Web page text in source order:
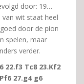
door: 19…
van wit staat heel
door de pion
spelen, maar
verder.
22.f3 Tc8 23.Kf2
27.g4 g6